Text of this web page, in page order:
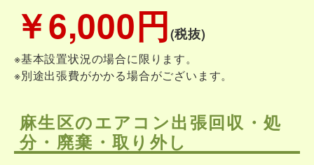
￥6,000円(税抜)
※基本設置状況の場合に限ります。
※別途出張費がかかる場合がございます。
麻生区のエアコン出張回収・処
分・廃棄・取り外し